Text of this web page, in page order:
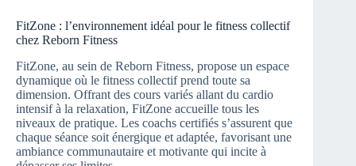
FitZone : l’environnement idéal pour le fitness collectif
chez Reborn Fitness
FitZone, au sein de Reborn Fitness, propose un espace
dynamique où le fitness collectif prend toute sa
dimension. Offrant des cours variés allant du cardio
intensif à la relaxation, FitZone accueille tous les
niveaux de pratique. Les coachs certifiés s’assurent que
chaque séance soit énergique et adaptée, favorisant une
ambiance communautaire et motivante qui incite à